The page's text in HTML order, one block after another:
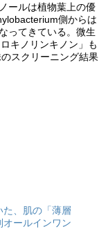
ールは植物葉上の優
側からは
ってきている。微生
キノリンキノン」も
スクリーニング結果
、肌の「薄層
ールインワン